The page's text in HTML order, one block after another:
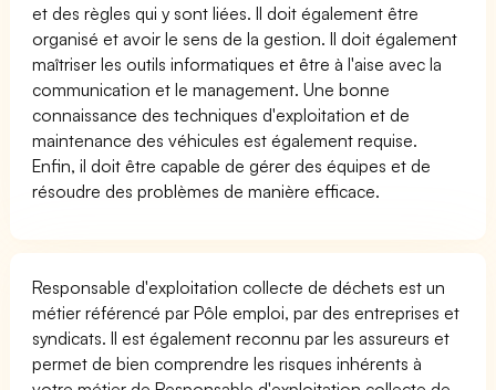
et des règles qui y sont liées. Il doit également être
organisé et avoir le sens de la gestion. Il doit également
maîtriser les outils informatiques et être à l'aise avec la
communication et le management. Une bonne
connaissance des techniques d'exploitation et de
maintenance des véhicules est également requise.
Enfin, il doit être capable de gérer des équipes et de
résoudre des problèmes de manière efficace.
Responsable d'exploitation collecte de déchets est un
métier référencé par Pôle emploi, par des entreprises et
syndicats. Il est également reconnu par les assureurs et
permet de bien comprendre les risques inhérents à